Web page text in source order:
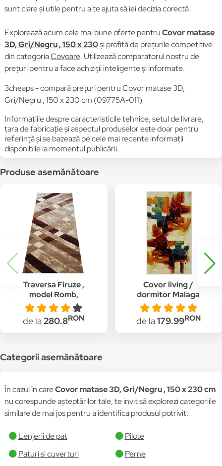
sunt clare și utile pentru a te ajuta să iei decizia corectă.
Explorează acum cele mai bune oferte pentruCovor matase
3D, Gri/Negru , 150 x 230și profită de prețurile competitive
din categoriaCovoare. Utilizează comparatorul nostru de
prețuri pentru a face achiziții inteligente și informate.
3cheaps - compară prețuri pentru Covor matase 3D,
Gri/Negru , 150 x 230 cm (09775A-011)
Informațiile despre caracteristicile tehnice, setul de livrare,
țara de fabricație și aspectul produselor este doar pentru
referință și se bazează pe cele mai recente informații
disponibile la momentul publicării.
Produse asemănătoare
Traversa Firuze ,
model Romb,
Bej/Maro, drept, 80 x
300 cm
de la280.8RON
Covor living /
dormitor Malaga
polipropilena,
multicolor, rezistent,
usor de intretinut 80 x
de la179.99RON
Categorii asemănătoare
În cazul în careCovor matase 3D, Gri/Negru , 150 x 230 cm
nu corespunde așteptărilor tale, te invit să explorezi categoriile
similare de mai jos pentru a identifica produsul potrivit:
Lenjerii de pat
Pilote
Paturi si cuverturi
Perne